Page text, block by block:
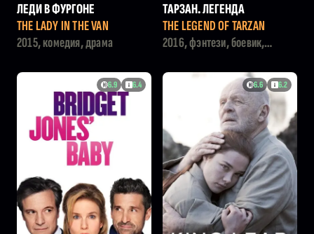
ЛЕДИ В ФУРГОНЕ
THE LADY IN THE VAN
2015, комедия, драма
ТАРЗАН. ЛЕГЕНДА
THE LEGEND OF TARZAN
2016, фэнтези, боевик,
6.9 6.4 6.6 6.2